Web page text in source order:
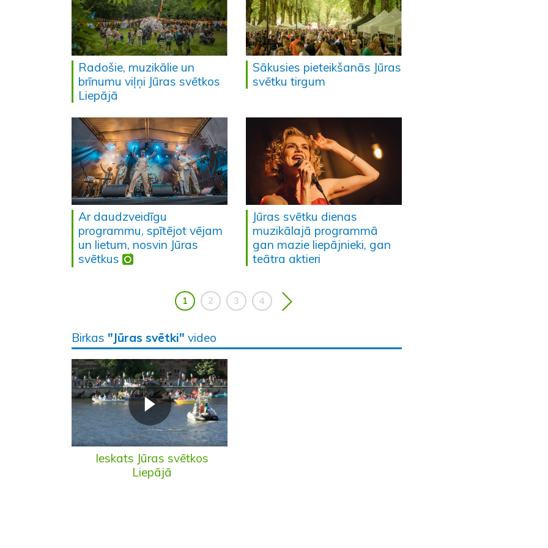
Radošie, muzikālie un
brīnumu viļņi Jūras svētkos
Liepājā
Sākusies pieteikšanās Jūras
svētku tirgum
Ar daudzveidīgu
programmu, spītējot vējam
un lietum, nosvin Jūras
svētkus
Jūras svētku dienas
muzikālajā programmā
gan mazie liepājnieki, gan
teātra aktieri
1 2 3 4
Birkas "Jūras svētki" video
Ieskats Jūras svētkos
Liepājā